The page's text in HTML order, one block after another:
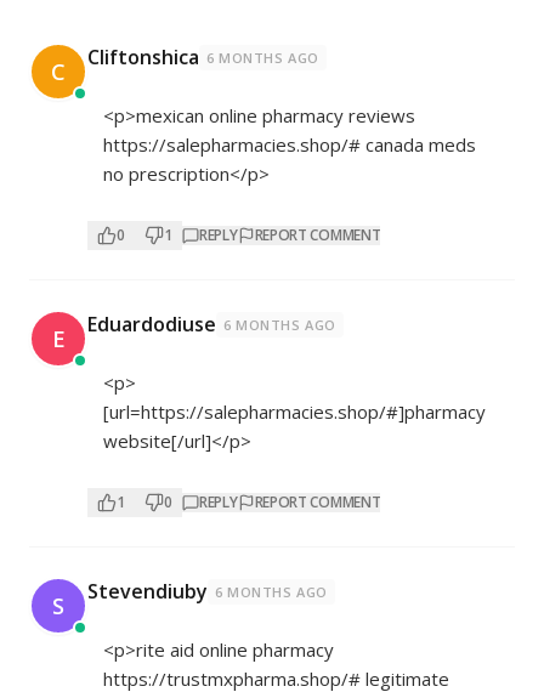
C Cliftonshica 6 MONTHS AGO
<p>mexican online pharmacy reviews
https://salepharmacies.shop/# canada meds
no prescription</p>
0 1 REPLY REPORT COMMENT
E Eduardodiuse 6 MONTHS AGO
<p>
[url=https://salepharmacies.shop/#]pharmacy
website[/url]</p>
1 0 REPLY REPORT COMMENT
S Stevendiuby 6 MONTHS AGO
<p>rite aid online pharmacy
https://trustmxpharma.shop/# legitimate